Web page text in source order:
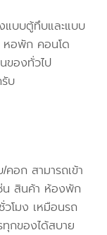
แบบตู้ทึบและแบบ
หอพัก คอนโด
ของทั่วไป
บ
อก สามารถเข้า
น สินค้า ห้องพัก
โมง เหมือนรถ
ทุกของได้สบาย